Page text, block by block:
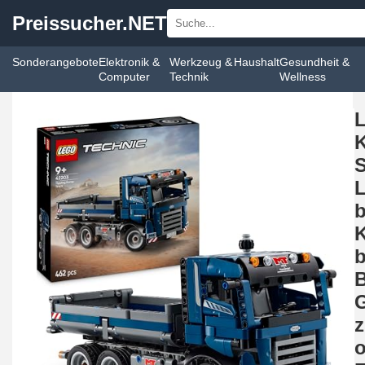
Preissucher.NET
SonderangeboteElektronik &
Computer
Werkzeug &
Technik
HaushaltGesundheit &
Wellness